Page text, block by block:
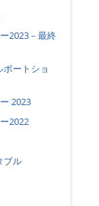
2023－最終
ートショ
2023
2022
ブル